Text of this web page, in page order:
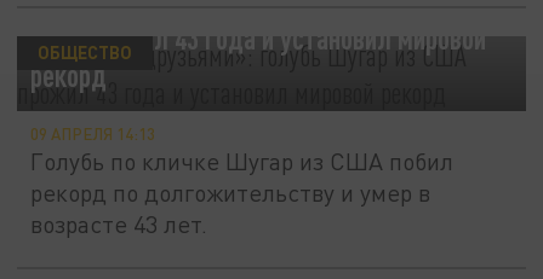
США прожил 43 года и установил мировой
рекорд
ОБЩЕСТВО
09 АПРЕЛЯ 14:13
Голубь по кличке Шугар из США побил
рекорд по долгожительству и умер в
возрасте 43 лет.